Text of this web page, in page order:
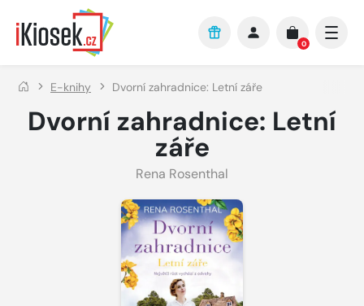
Přejít na hlavní obsah
0
E-knihy Dvorní zahradnice: Letní záře
Dvorní zahradnice: Letní
záře
Rena Rosenthal